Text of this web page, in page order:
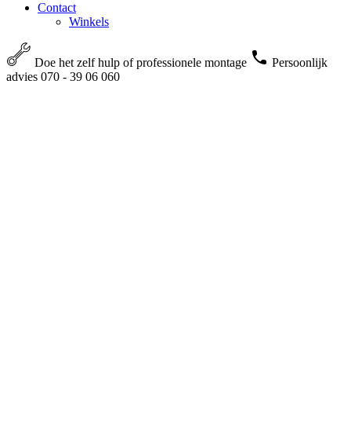
Contact
Winkels
Doe het zelf hulp of professionele montage
Persoonlijk
advies 070 - 39 06 060